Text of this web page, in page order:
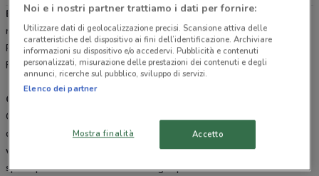
Ecu Discountda oltre 20 anni soddisfa le esigenze di spesa di
moltissimi italiani che vivono nelle Marche, Veneto, ed Emilia
Romagna. Altri punti vendita sono presenti anche a Torino, Pisa e
Firenze.
Offerte Ecu Discount
Ogni settimana per soddisfare tali esigenze, Ecu Discount mette a
disposizione dei propri clienti promozioni e sconti. Sfogliando il
volantino Ecu Discount
online è possibile organizzare la propria
spesa prima di uscire di casa. Scegli i prodotti in offerta e le
Noi e i nostri partner trattiamo i dati per fornire:
Utilizzare dati di geolocalizzazione precisi. Scansione attiva delle
caratteristiche del dispositivo ai fini dell’identificazione. Archiviare
informazioni su dispositivo e/o accedervi. Pubblicità e contenuti
personalizzati, misurazione delle prestazioni dei contenuti e degli
annunci, ricerche sul pubblico, sviluppo di servizi.
Elenco dei partner
Mostra finalità Accetto